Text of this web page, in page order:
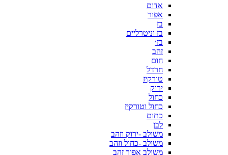
אדום
אפור
בז
בז וניטרליים
בז׳
זהב
חום
חרדל
טורקיז
ירוק
כחול
כחול וטורקיז
כתום
לבן
משולב -ירוק וזהב
משולב -כחול וזהב
משולב אפור זהב